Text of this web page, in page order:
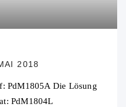
2018
PdM1805A Die Lösung
PdM1804L